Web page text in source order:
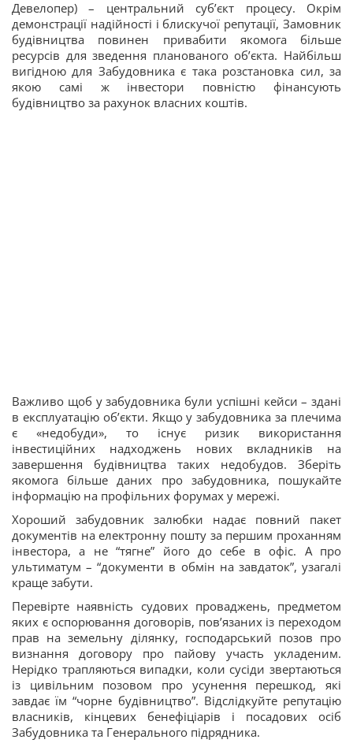
Девелопер) – центральний суб’єкт процесу. Окрім
демонстрації надійності і блискучої репутації, Замовник
будівництва повинен привабити якомога більше
ресурсів для зведення планованого об’єкта. Найбільш
вигідною для Забудовника є така розстановка сил, за
якою самі ж інвестори повністю фінансують
будівництво за рахунок власних коштів.
Важливо щоб у забудовника були успішні кейси – здані
в експлуатацію об’єкти. Якщо у забудовника за плечима
є «недобуди», то існує ризик використання
інвестиційних надходжень нових вкладників на
завершення будівництва таких недобудов. Зберіть
якомога більше даних про забудовника, пошукайте
інформацію на профільних форумах у мережі.
Хороший забудовник залюбки надає повний пакет
документів на електронну пошту за першим проханням
інвестора, а не “тягне” його до себе в офіс. А про
ультиматум – “документи в обмін на завдаток”, узагалі
краще забути.
Перевірте наявність судових проваджень, предметом
яких є оспорювання договорів, пов’язаних із переходом
прав на земельну ділянку, господарський позов про
визнання договору про пайову участь укладеним.
Нерідко трапляються випадки, коли сусіди звертаються
із цивільним позовом про усунення перешкод, які
завдає їм “чорне будівництво”. Відслідкуйте репутацію
власників, кінцевих бенефіціарів і посадових осіб
Забудовника та Генерального підрядника.